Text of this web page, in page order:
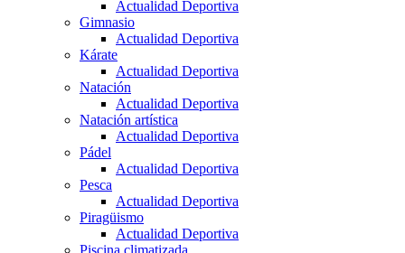
Actualidad Deportiva
Gimnasio
Actualidad Deportiva
Kárate
Actualidad Deportiva
Natación
Actualidad Deportiva
Natación artística
Actualidad Deportiva
Pádel
Actualidad Deportiva
Pesca
Actualidad Deportiva
Piragüismo
Actualidad Deportiva
Piscina climatizada